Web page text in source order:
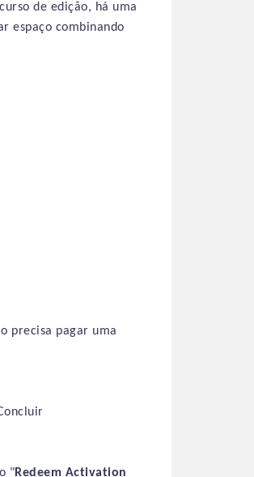
de edição, há uma
espaço combinando
precisa pagar uma
"Redeem Activation